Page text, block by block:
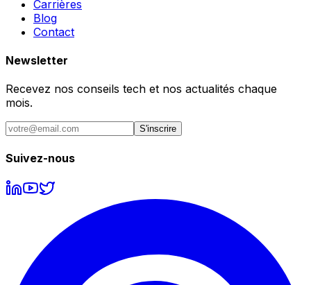
Carrières
Blog
Contact
Newsletter
Recevez nos conseils tech et nos actualités chaque
mois.
S'inscrire
Suivez-nous